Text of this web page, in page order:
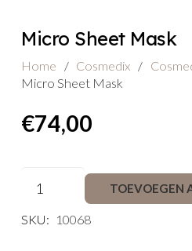
Micro Sheet Mask
Home / Cosmedix /
Micro Sheet Mask
€74,00
Sheet
aantal
TOEVOEGEN
SKU: 10068